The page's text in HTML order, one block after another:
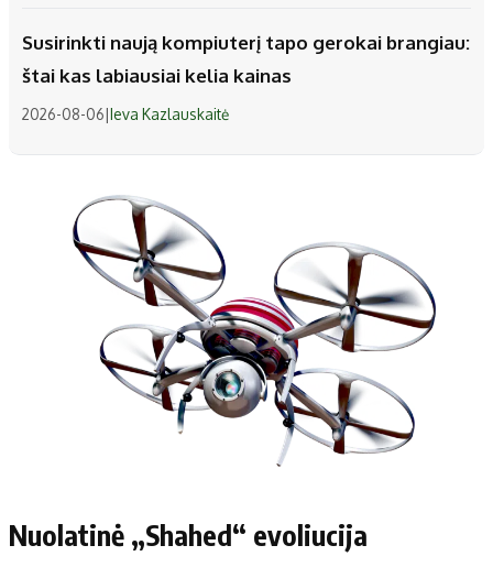
Susirinkti naują kompiuterį tapo gerokai brangiau:
štai kas labiausiai kelia kainas
2026-08-06|Ieva Kazlauskaitė
Nuolatinė „Shahed“ evoliucija